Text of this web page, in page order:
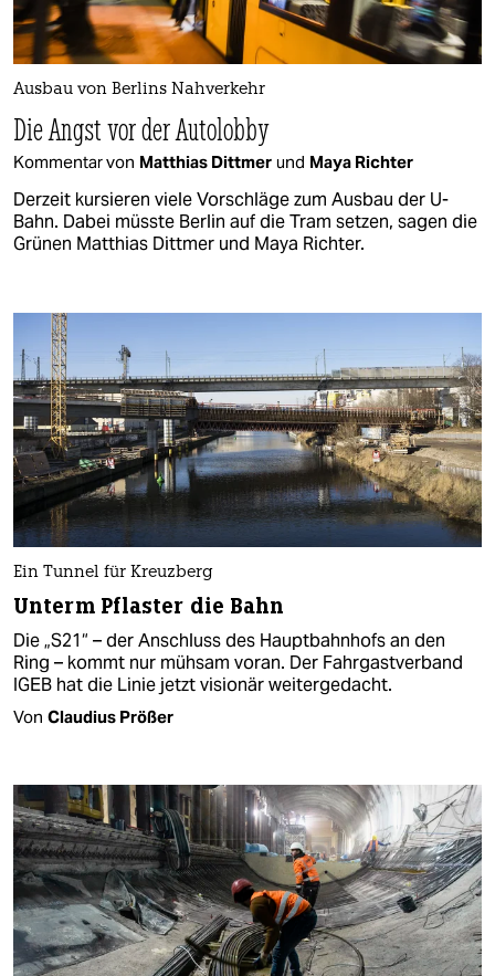
Ausbau von Berlins Nahverkehr
Die Angst vor der Autolobby
Kommentar von Matthias Dittmer und Maya Richter
Derzeit kursieren viele Vorschläge zum Ausbau der U-
Bahn. Dabei müsste Berlin auf die Tram setzen, sagen die
Grünen Matthias Dittmer und Maya Richter.
Ein Tunnel für Kreuzberg
Unterm Pflaster die Bahn
Die „S21“ – der Anschluss des Hauptbahnhofs an den
Ring – kommt nur mühsam voran. Der Fahrgastverband
IGEB hat die Linie jetzt visionär weitergedacht.
Von Claudius Prößer